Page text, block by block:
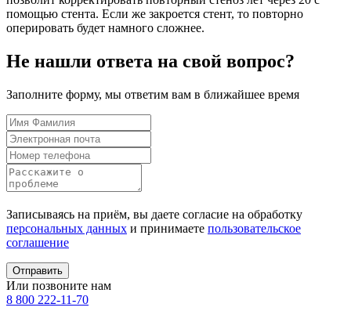
помощью стента. Если же закроется стент, то повторно
оперировать будет намного сложнее.
Не нашли ответа на свой вопрос?
Заполните форму, мы ответим вам в ближайшее время
Записываясь на приём, вы даете согласие на обработку
персональных данных и принимаете пользовательское
соглашение
Отправить
Или позвоните нам
8 800 222-11-70